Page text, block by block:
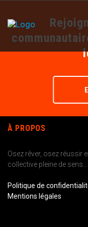
À PROPOS
Osez rêver, osez réussir
collective pleine de sens...
Politique de
Mentions légales